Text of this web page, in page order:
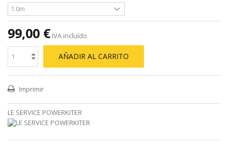
99,00 € IVA incluído
AÑADIR AL CARRITO
Imprimir
LE SERVICE POWERKITER